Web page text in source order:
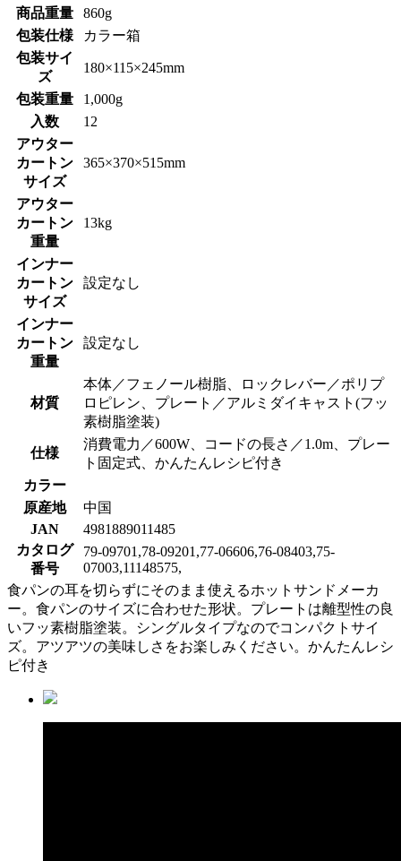
商品重量
860g
包装仕様
カラー箱
包装サイ
ズ
180×115×245mm
包装重量
1,000g
入数
12
アウター
カートン
サイズ
365×370×515mm
アウター
カートン
重量
13kg
インナー
カートン
サイズ
設定なし
インナー
カートン
重量
設定なし
材質
本体／フェノール樹脂、ロックレバー／ポリプ
ロピレン、プレート／アルミダイキャスト(フッ
素樹脂塗装)
仕様
消費電力／600W、コードの長さ／1.0m、プレー
ト固定式、かんたんレシピ付き
カラー
原産地
中国
JAN
4981889011485
カタログ
番号
79-09701,78-09201,77-06606,76-08403,75-
07003,11148575,
食パンの耳を切らずにそのまま使えるホットサンドメーカ
ー。食パンのサイズに合わせた形状。プレートは離型性の良
いフッ素樹脂塗装。シングルタイプなのでコンパクトサイ
ズ。アツアツの美味しさをお楽しみください。かんたんレシ
ピ付き